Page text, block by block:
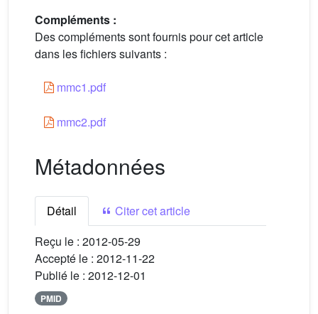
Compléments :
Des compléments sont fournis pour cet article
dans les fichiers suivants :
mmc1.pdf
mmc2.pdf
Métadonnées
Détail
Citer cet article
Reçu le : 2012-05-29
Accepté le : 2012-11-22
Publié le : 2012-12-01
PMID